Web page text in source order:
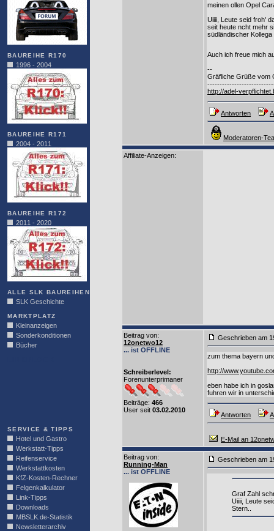
BAUREIHE R170
1996 - 2004
BAUREIHE R171
2004 - 2011
BAUREIHE R172
2011 - 2020
ALLE SLK BAUREIHEN
SLK Geschichte
MARKTPLATZ
Kleinanzeigen
Sonderkonditionen
Bücher
SERVICE & TIPPS
Hotel und Gastro
Werkstatt-Tipps
Reifenservice
Werkstattkosten
KfZ-Kosten-Rechner
Felgenkalkulator
Link-Tipps
Downloads
MBSLK.de-Statistik
Newsletterarchiv
meinen ollen Opel
Uiiii, Leute seid froh'
seit heute ncht mehr
südländischer Kollega
Auch ich freue mich
--
Gräfliche Grüße vom
http://adel-
Antworten
Moderatoren-
Affiliate-Anzeigen:
Beitrag von:
12onetwo12
... ist OFFLINE
Schreiberlevel:
Forenunterprimaner
Beiträge: 466
User seit 03.02.2010
Geschrieben am
zum thema bayern
http://
eben habe ich in
fuhren wir in
Antworten
E-Mail an
Beitrag von:
Running-Man
... ist OFFLINE
Geschrieben am
Graf Zahl
Uiiii, Leute
Stern..